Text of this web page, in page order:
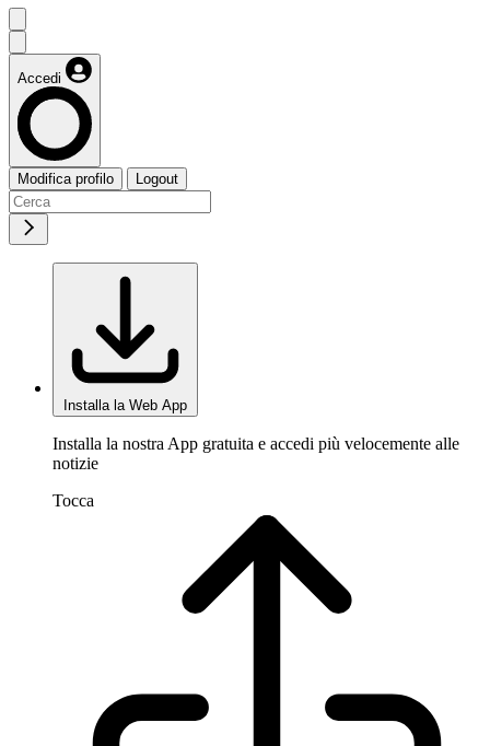
Accedi
Modifica profilo Logout
Installa la Web App
Installa la nostra App gratuita e accedi più velocemente alle
notizie
Tocca